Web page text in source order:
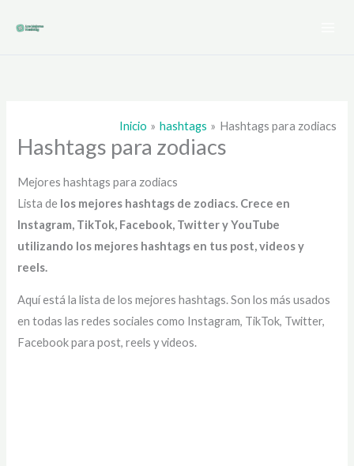
Inicio hashtags Hashtags para zodiacs
Hashtags para zodiacs
Mejores hashtags para zodiacs
Lista de los mejores hashtags de zodiacs. Crece en
Instagram, TikTok, Facebook, Twitter y YouTube
utilizando los mejores hashtags en tus post, videos y
reels.
Aquí está la lista de los mejores hashtags. Son los más usados
en todas las redes sociales como Instagram, TikTok, Twitter,
Facebook para post, reels y videos.